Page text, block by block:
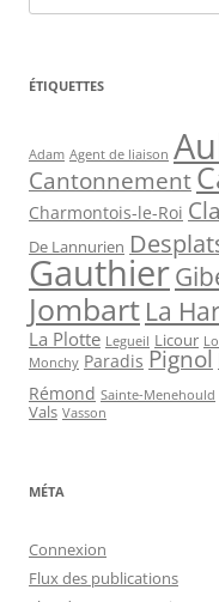
ÉTIQUETTES
Adam Agent de liaison
Cantonnement
Charmontois-le-Roi
De Lannurien
Gauthier
Jombart La
La Plotte Legueil Licour
Monchy Paradis Pignol
Rémond Sainte-Menehould
Vals Vasson
MÉTA
Connexion
Flux des publications